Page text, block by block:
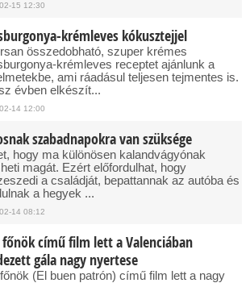
15 12:30
krémleves kókusztejjel
összedobható, szuper krémes
krémleves receptet ajánlunk a
ami ráadásul teljesen tejmentes is.
évben elkészít...
14 12:00
szabadnapokra van szüksége
hogy ma különösen kalandvágyónak
magát. Ezért előfordulhat, hogy
a családját, bepattannak az autóba és
a hegyek ...
14 08:12
című film lett a Valenciában
gála nagy nyertese
(El buen patrón) című film lett a nagy